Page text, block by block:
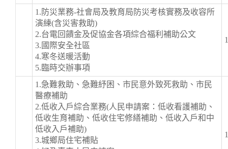
1.防災業務-社會局及教育局防災考核實務及收容所
演練(含災害救助)
2.台電回饋金及促協金各項綜合福利補助公文
3.國際安全社區
4.寒冬送暖活動
5.臨時交辦事項
1.急難救助、急難紓困、市民意外致死救助、市民
醫療補助
2.低收入戶綜合業務(人民申請案：低收看護補助、
低收生育補助、低收住宅修繕補助、低收入戶和中
低收入戶補助)
3.城鄉局住宅補貼